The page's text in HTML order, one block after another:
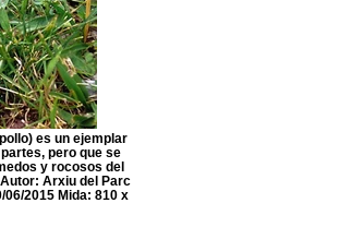
es un ejemplar
pero que se
y rocosos del
Arxiu del Parc
2015 Mida: 810 x